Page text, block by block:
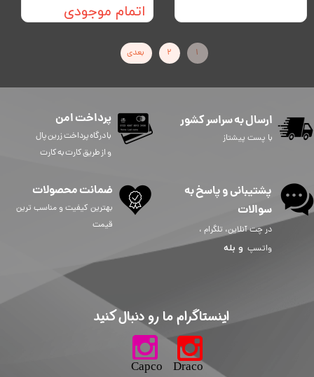
اتمام موجودی
۱ ۲ بعدی
ارسال به سراسر کشور
با پست پیشتاز
پرداخت امن
​​​​​با درگاه پرداخت زرین پال
و از طریق کارت به کارت
پشتیبانی و پاسخ به
سوالات
در چت آنلاین، تلگرام ،
واتسپ و بله
ضمانت محصولات
بهترین کیفیت و مناسب ترین
قیمت
​اینستاگرام ما رو دنبال کنید​​​​​​​
​​​​​​​​​​​​​​​​​​​​Capco Draco